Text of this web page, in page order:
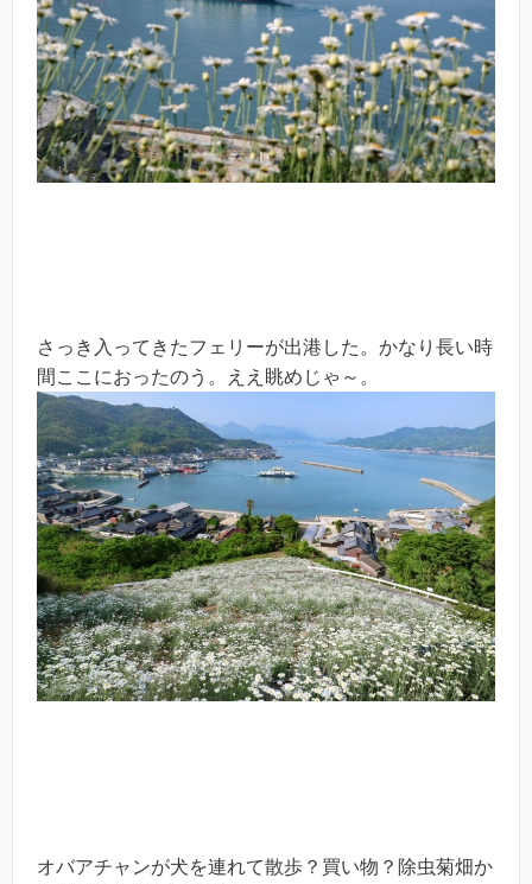
さっき入ってきたフェリーが出港した。かなり長い時
間ここにおったのう。ええ眺めじゃ～。
オバアチャンが犬を連れて散歩？買い物？除虫菊畑か